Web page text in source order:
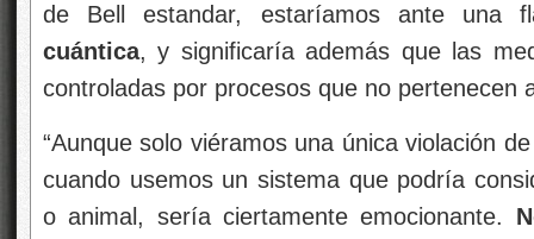
de Bell estandar, estaríamos ante una
cuántica, y significaría además que las
controladas por procesos que no pertenecen
“Aunque solo viéramos una única violación
cuando usemos un sistema que podría
o animal, sería ciertamente emocionante.